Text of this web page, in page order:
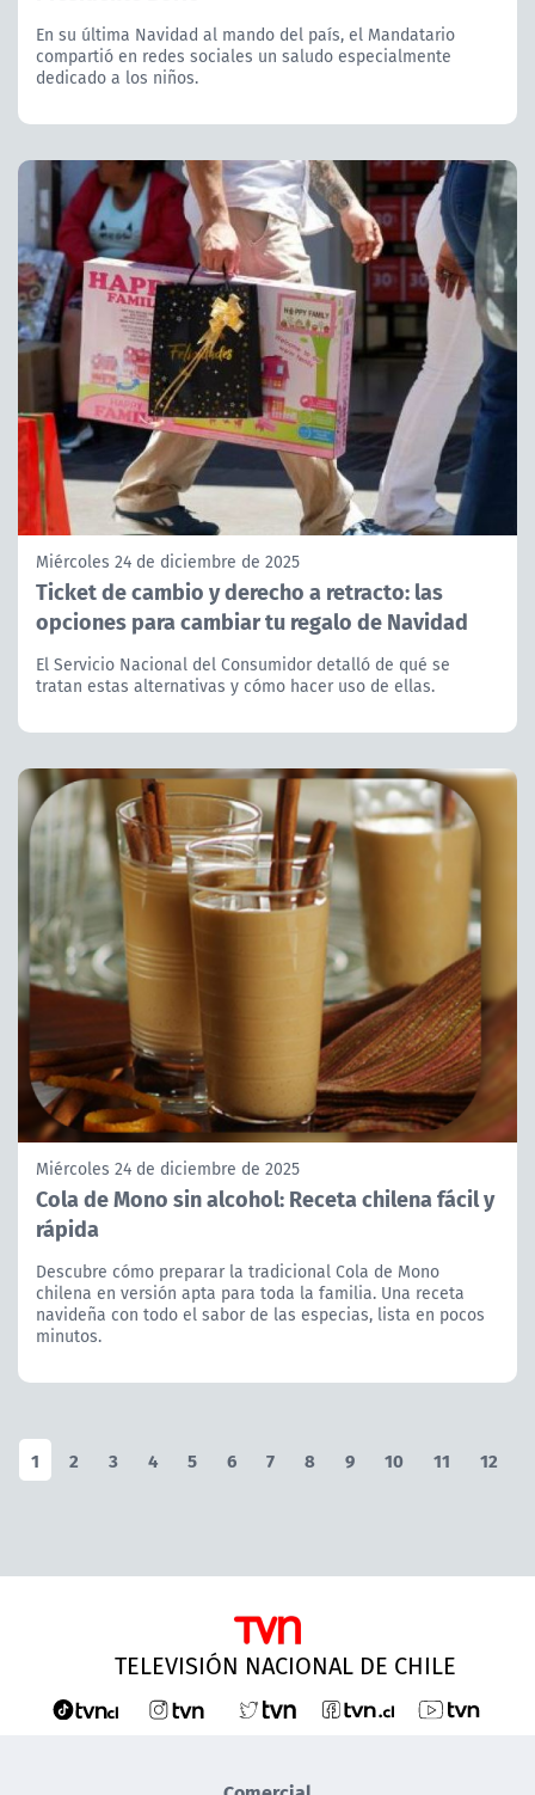
En su última Navidad al mando del país, el Mandatario
compartió en redes sociales un saludo especialmente
dedicado a los niños.
Miércoles 24 de diciembre de 2025
Ticket de cambio y derecho a retracto: las
opciones para cambiar tu regalo de Navidad
El Servicio Nacional del Consumidor detalló de qué se
tratan estas alternativas y cómo hacer uso de ellas.
Miércoles 24 de diciembre de 2025
Cola de Mono sin alcohol: Receta chilena fácil y
rápida
Descubre cómo preparar la tradicional Cola de Mono
chilena en versión apta para toda la familia. Una receta
navideña con todo el sabor de las especias, lista en pocos
minutos.
1 2 3 4 5 6 7 8 9 10 11 12
TELEVISIÓN NACIONAL DE CHILE